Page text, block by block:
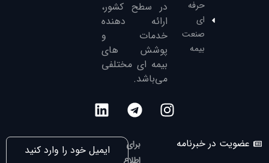
حرفه
ای
صنعت
بیمه
در سطح کشور،
ارائه دهنده
خدمات و
پوشش های
بیمه ای مختلفی
می‌باشد.
عضویت در خبرنامه
برای